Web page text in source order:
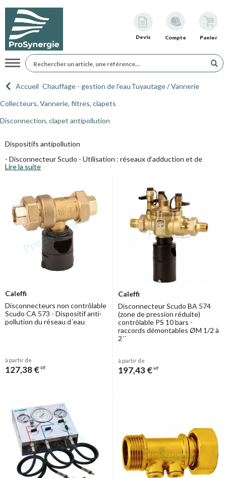
Devis Compte Panier
Navigation
Accueil Chauffage - gestion de l'eauTuyautage / Vannerie
Collecteurs, Vannerie, filtres, clapets
Disconnection, clapet antipollution
Dispositifs antipollution
- Disconnecteur Scudo - Utilisation : réseaux d’adduction et de
distribution d’eau. Produits exclus de la directive 97/23/CE (article 1,
Type CA (pression réduite, non contrôlable) - ACS N° 09 ACC LY
123
Type BA (pression réduite, contrôlable) - ACS N° 09 ACC LY 090
(pour 574) - ACS N° 08 ACC LY 323 (pou 575)
- Clapets antipolution - Utilisation : réseaux d’adduction et de
distribution d’eau. Produits exclus de la directive 97/23/CE (article 1,
§ 3.2).PN : 10 bars - TS : 0 °C à + 60 °C.
Lire la suite
Caleffi
Disconnecteurs non contrôlable
Scudo CA 573 - Dispositif anti-
pollution du réseau d´eau
à partir de
127,38 € HT
Caleffi
Disconnecteur Scudo BA 574
(zone de pression réduite)
contrôlable PS 10 bars -
raccords démontables ØM 1/2 à
2´´
à partir de
197,43 € HT